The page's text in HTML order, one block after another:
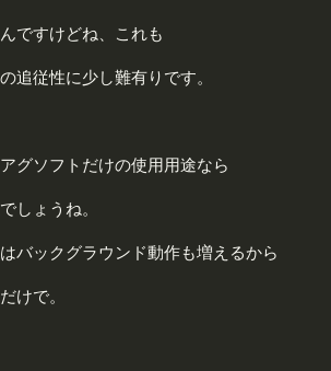
ですけどね、これも
追従性に少し難有りです。
グソフトだけの使用用途なら
しょうね。
バックグラウンド動作も増えるから
けで。